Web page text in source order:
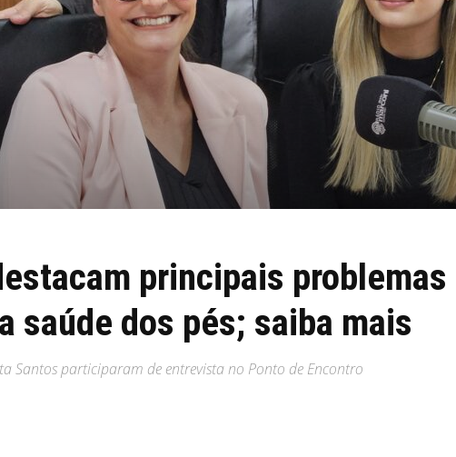
principais problemas
saúde dos pés; saiba mais
Santos participaram de entrevista no Ponto de Encontro